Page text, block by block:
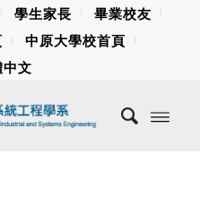
學生家長
畢業校友
中原大學校首頁
中文